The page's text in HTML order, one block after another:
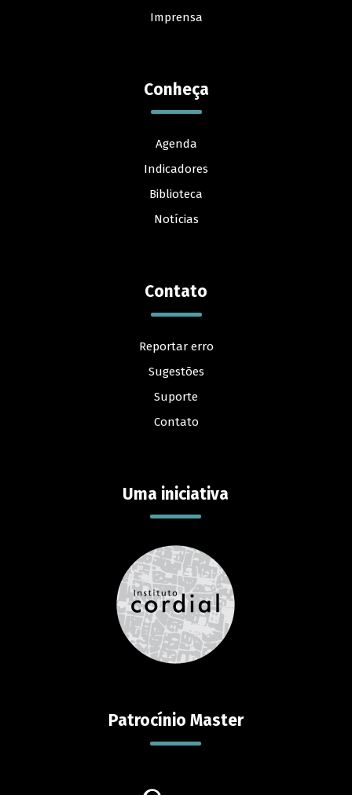
Uma iniciativa
Patrocínio Master
Imprensa
Conheça
Agenda
Indicadores
Biblioteca
Notícias
Contato
Reportar erro
Sugestões
Suporte
Contato